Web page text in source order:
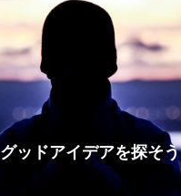
グッドアイデアを探そう